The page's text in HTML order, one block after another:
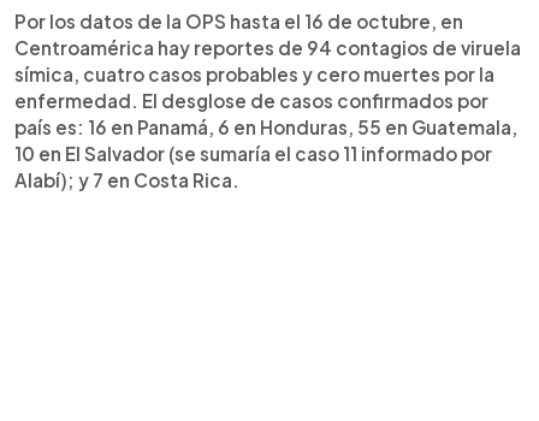
Por los datos de la OPS hasta el 16 de octubre, en
Centroamérica hay reportes de 94 contagios de viruela
símica, cuatro casos probables y cero muertes por la
enfermedad. El desglose de casos confirmados por
país es: 16 en Panamá, 6 en Honduras, 55 en Guatemala,
10 en El Salvador (se sumaría el caso 11 informado por
Alabí); y 7 en Costa Rica.